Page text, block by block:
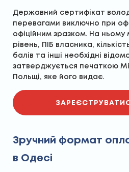
Державний сертифікат
перевагами виключно при
офіційним зразком. На ньому
рівень, ПІБ власника,
балів та інші необхідні
затверджується печаткою
Польщі, яке його видає.
Зручний формат
в Одесі